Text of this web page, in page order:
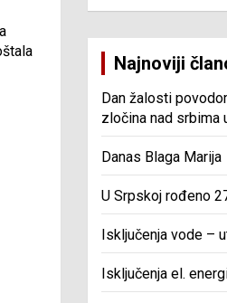
Najnoviji
Dan žalosti
zločina nad srbima
Danas Blaga Marija
U Srpskoj rođeno
Isključenja vode –
Isključenja el.